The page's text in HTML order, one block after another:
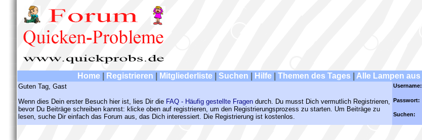
Home Registrieren Mitgliederliste Suchen Hilfe Themen des Tages Alle Lampen aus
Guten Tag, Gast
Wenn dies Dein erster Besuch hier ist, lies Dir die FAQ - Häufig gestellte Fragen durch. Du musst Dich vermutlich Registrieren,
bevor Du Beiträge schreiben kannst: klicke oben auf registrieren, um den Registrierungsprozess zu starten. Um Beiträge zu
lesen, suche Dir einfach das Forum aus, das Dich interessiert. Die Registrierung ist kostenlos.
Username:
Passwort:
Suchen: